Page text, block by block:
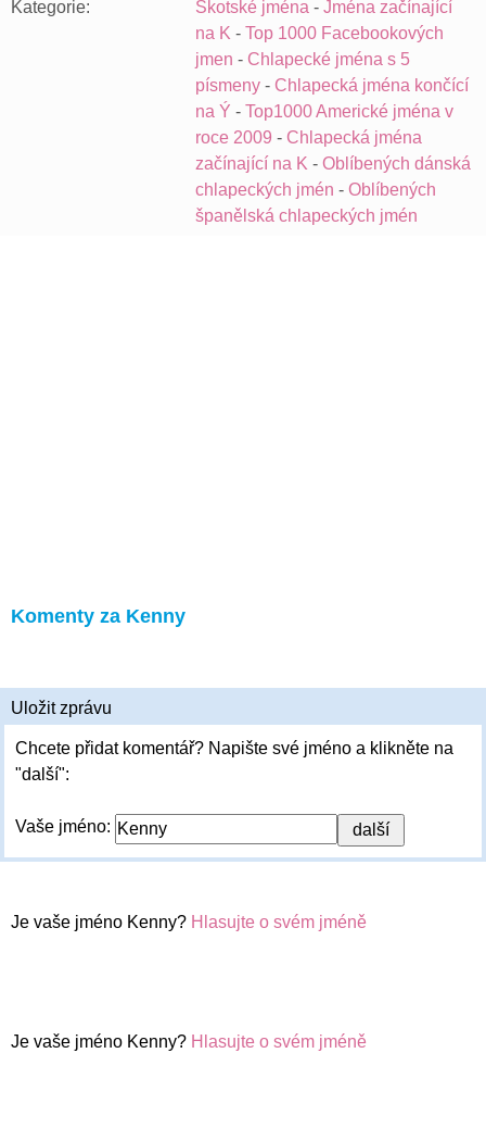
Kategorie: Skotské jména - Jména začínající
na K - Top 1000 Facebookových
jmen - Chlapecké jména s 5
písmeny - Chlapecká jména končící
na Ý - Top1000 Americké jména v
roce 2009 - Chlapecká jména
začínající na K - Oblíbených dánská
chlapeckých jmén - Oblíbených
španělská chlapeckých jmén
Komenty za Kenny
Uložit zprávu
Chcete přidat komentář? Napište své jméno a klikněte na
"další":
Vaše jméno:
Je vaše jméno Kenny? Hlasujte o svém jméně
Je vaše jméno Kenny? Hlasujte o svém jméně